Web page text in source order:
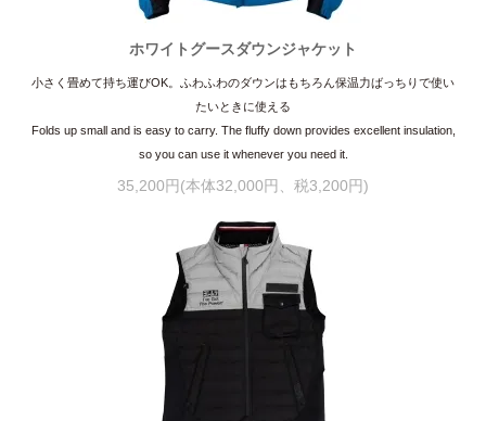
ホワイトグースダウンジャケット
小さく畳めて持ち運びOK。ふわふわのダウンはもちろん保温力ばっちりで使い
たいときに使える
Folds up small and is easy to carry. The fluffy down provides excellent insulation,
so you can use it whenever you need it.
35,200円(本体32,000円、税3,200円)